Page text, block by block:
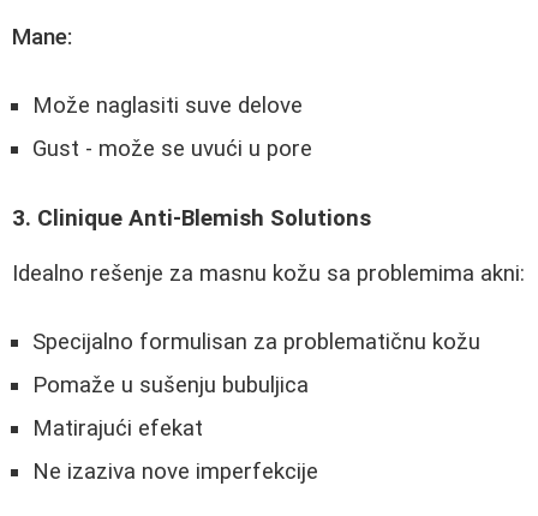
Mane:
Može naglasiti suve delove
Gust - može se uvući u pore
3. Clinique Anti-Blemish Solutions
Idealno rešenje za masnu kožu sa problemima akni:
Specijalno formulisan za problematičnu kožu
Pomaže u sušenju bubuljica
Matirajući efekat
Ne izaziva nove imperfekcije